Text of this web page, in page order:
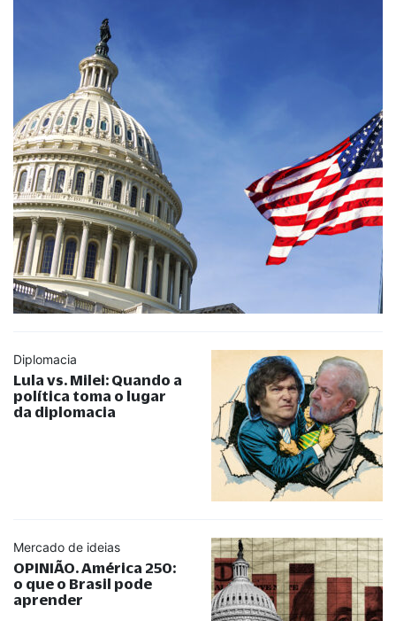
Diplomacia
Lula vs. Milei: Quando a
política toma o lugar
da diplomacia
Mercado de ideias
OPINIÃO. América 250:
o que o Brasil pode
aprender